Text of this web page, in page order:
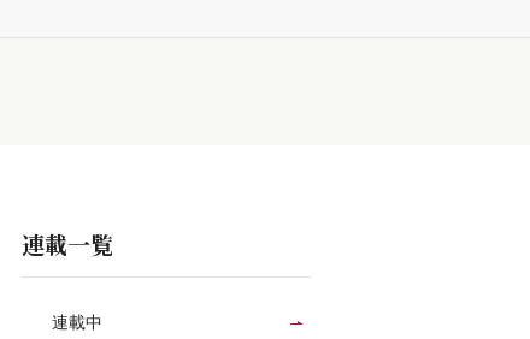
連載一覧
連載中